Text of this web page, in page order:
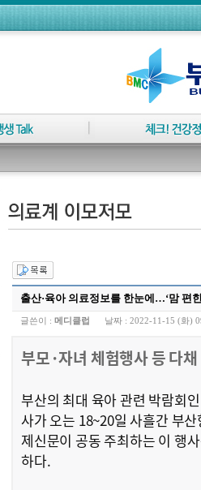
출산·육아 의료정보를 한눈에…‘맘 편
글쓴이 : 메디클럽 날짜 : 2022-11-15 (화)
부모·자녀 체험행사 등 다채
부산의 최대 육아 관련 박람회
사가 오는 18~20일 사흘간 부
제신문이 공동 주최하는 이 행
하다.